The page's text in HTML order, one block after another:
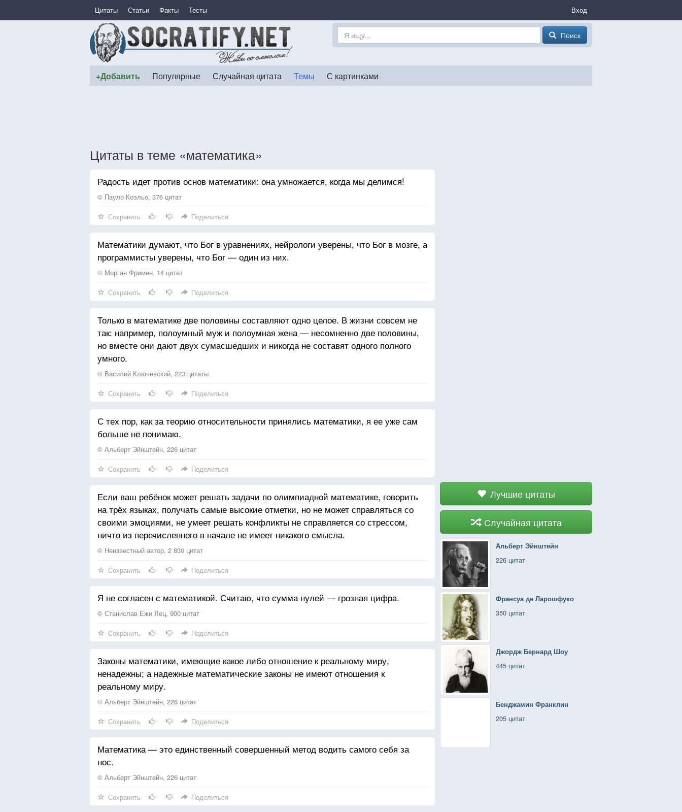
Цитаты Статьи Факты Тесты Вход
Поиск
+Добавить Популярные Случайная цитата Темы С картинками
Цитаты в теме «математика»
Лучшие цитаты
Случайная цитата
Альберт Эйнштейн
226 цитат
Франсуа де Ларошфуко
350 цитат
Джордж Бернард Шоу
445 цитат
Бенджамин Франклин
205 цитат
Радость идет против основ математики: она умножается, когда мы делимся!
© Пауло Коэльо, 376 цитат
Сохранить Поделиться
Математики думают, что Бог в уравнениях, нейрологи уверены, что Бог в мозге, а
программисты уверены, что Бог — один из них.
© Морган Фримен, 14 цитат
Сохранить Поделиться
Только в математике две половины составляют одно целое. В жизни совсем не
так: например, полоумный муж и полоумная жена — несомненно две половины,
но вместе они дают двух сумасшедших и никогда не составят одного полного
умного.
© Василий Ключевский, 223 цитаты
Сохранить Поделиться
С тех пор, как за теорию относительности принялись математики, я ее уже сам
больше не понимаю.
© Альберт Эйнштейн, 226 цитат
Сохранить Поделиться
Если ваш ребёнок может решать задачи по олимпиадной математике, говорить
на трёх языках, получать самые высокие отметки, но не может справляться со
своими эмоциями, не умеет решать конфликты не справляется со стрессом,
ничто из перечисленного в начале не имеет никакого смысла.
© Неизвестный автор, 2 830 цитат
Сохранить Поделиться
Я не согласен с математикой. Считаю, что сумма нулей — грозная цифра.
© Станислав Ежи Лец, 900 цитат
Сохранить Поделиться
Законы математики, имеющие какое либо отношение к реальному миру,
ненадежны; а надежные математические законы не имеют отношения к
реальному миру.
© Альберт Эйнштейн, 226 цитат
Сохранить Поделиться
Математика — это единственный совершенный метод водить самого себя за
нос.
© Альберт Эйнштейн, 226 цитат
Сохранить Поделиться